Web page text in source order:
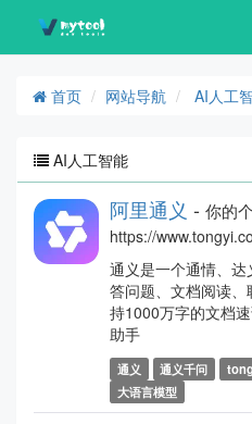
首页 网站导航 AI人工
AI人工智能
阿里通义 - 你的
https://
通义是一个通情、
答问题、文档阅读
持1000万字的文档
助手
通义 通义千问
大语言模型